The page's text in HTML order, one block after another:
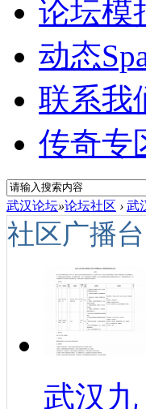
论坛模
动态
联系我
传奇专
武汉论坛»论坛社区 › 武
社区广播台
武汉九